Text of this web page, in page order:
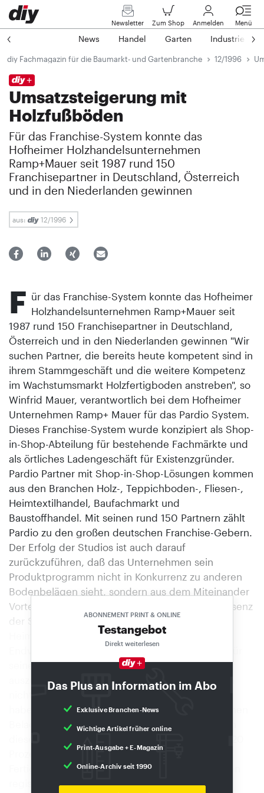
Newsletter Zum Shop Anmelden Menü
News Handel Garten Industrie
diy Fachmagazin für die Baumarkt- und Gartenbranche 12/1996
Umsatzsteigerung mit
Holzfußböden
Für das Franchise-System konnte das
Hofheimer Holzhandelsunternehmen
Ramp+Mauer seit 1987 rund 150
Franchisepartner in Deutschland, Österreich
und in den Niederlanden gewinnen
aus: 12/1996
Das Plus an Information im Abo
Exklusive Branchen-News
Wichtige Artikel früher online
Print-Ausgabe + E-Magazin
Online-Archiv seit 1990
ABONNEMENT PRINT & ONLINE
Testangebot
Direkt weiterlesen
F ür das Franchise-System konnte das Hofheimer
Holzhandelsunternehmen Ramp+Mauer seit
1987 rund 150 Franchisepartner in Deutschland,
Österreich und in den Niederlanden gewinnen "Wir
suchen Partner, die bereits heute kompetent sind in
ihrem Stammgeschäft und die weitere Kompetenz
im Wachstumsmarkt Holzfertigboden anstreben", so
Winfrid Mauer, verantwortlich bei dem Hofheimer
Unternehmen Ramp+ Mauer für das Pardio System.
Dieses Franchise-System wurde konzipiert als Shop-
in-Shop-Abteilung für bestehende Fachmärkte und
als örtliches Ladengeschäft für Existenzgründer.
Pardio Partner mit Shop-in-Shop-Lösungen kommen
aus den Branchen Holz-, Teppichboden-, Fliesen-,
Heimtextilhandel, Baufachmarkt und
Baustoffhandel. Mit seinen rund 150 Partnern zählt
Pardio zu den großen deutschen Franchise-Gebern.
Der Erfolg der Studios ist auch darauf
zurückzuführen, daß das Unternehmen sein
Produktprogramm nicht in Konkurrenz zu anderen
Bodenbelägen sieht, sondern aus dem Miteinander
Vorteile zu ziehen versteht. Die erfolgreiche Präsenz
der Studios im Fliesen-, Teppichboden- und
Heimtextilhandel läßt den Schluß zu, daß der
Endverbraucher sehr wohl in der Lage ist, den für
seinen Anwendungsfall richtigen Boden
auszuwählen. Hier finden Kunden, die sich noch
haben, beste Möglichkeiten, die unterschiedlichen
Belagsarten zu vergleichen. Immerhin werden in
Prozent vom Gesamtumsatz erwirtschaftet. Der
Fertigparkettmarkt boomt nach wie vor. Dagegen
registriert man bei anderen Bodenbelagsarten